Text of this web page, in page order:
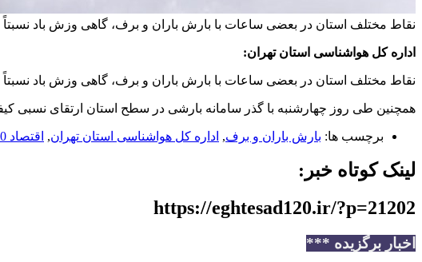
نقاط مختلف استان در بعضی ساعات با بارش باران و برف، گاهی وزش باد
اداره کل هواشناسی استان تهران:
نقاط مختلف استان در بعضی ساعات با بارش باران و برف، گاهی وزش باد
همچنین طی روز چهارشنبه با گذر سامانه بارشی در سطح استان ارتقای نسبی
برچسب ها: بارش باران و برف, اداره کل هواشناسی استان تهران, اقتصاد 120
لینک کوتاه خبر:
https://eghtesad120.ir/?p=21202
اخبار برگزیده ***